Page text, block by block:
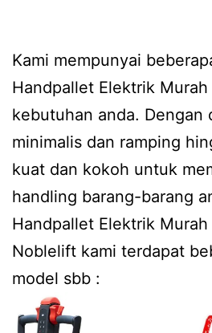
Kami mempunyai
Handpallet Elektrik
kebutuhan anda. Dengan
minimalis dan ramping
kuat dan kokoh untuk
handling barang-barang
Handpallet Elektrik
Noblelift kami terdapat
model sbb :